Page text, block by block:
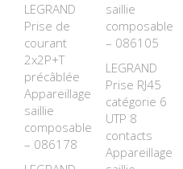
LEGRAND
Prise de
courant
2x2P+T
précâblée
Appareillage
saillie
composable
– 086178
saillie
composable
– 086105
LEGRAND
Prise RJ45
catégorie 6
UTP 8
contacts
Appareillage